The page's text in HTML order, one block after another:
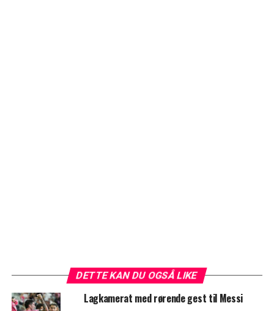
DETTE KAN DU OGSÅ LIKE
Lagkamerat med rørende gest til Messi